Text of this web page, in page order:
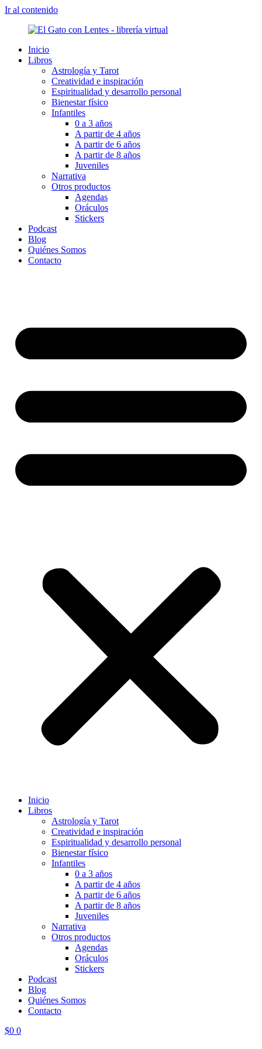
Ir al contenido
Inicio
Libros
Astrología y Tarot
Creatividad e inspiración
Espiritualidad y desarrollo personal
Bienestar físico
Infantiles
0 a 3 años
A partir de 4 años
A partir de 6 años
A partir de 8 años
Juveniles
Narrativa
Otros productos
Agendas
Oráculos
Stickers
Podcast
Blog
Quiénes Somos
Contacto
Inicio
Libros
Astrología y Tarot
Creatividad e inspiración
Espiritualidad y desarrollo personal
Bienestar físico
Infantiles
0 a 3 años
A partir de 4 años
A partir de 6 años
A partir de 8 años
Juveniles
Narrativa
Otros productos
Agendas
Oráculos
Stickers
Podcast
Blog
Quiénes Somos
Contacto
$0 0